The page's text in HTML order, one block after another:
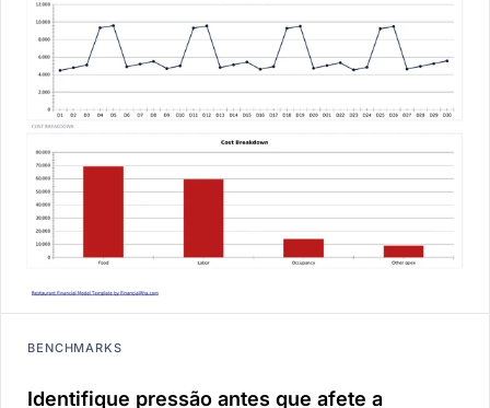
BENCHMARKS
Identifique pressão antes que afete a